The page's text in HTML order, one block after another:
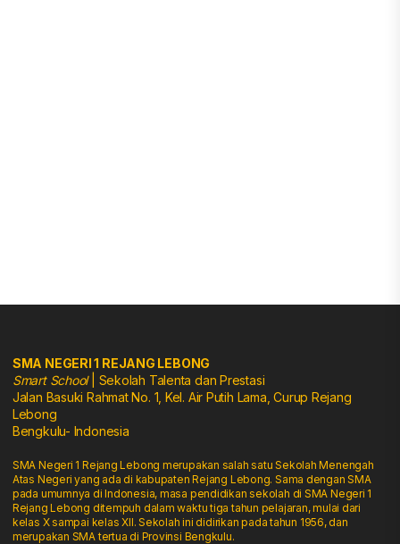
SMA NEGERI 1 REJANG LEBONG
Smart School| Sekolah Talenta dan Prestasi
Jalan Basuki Rahmat No. 1, Kel. Air Putih Lama, Curup Rejang
Lebong
Bengkulu- Indonesia
SMA Negeri 1 Rejang Lebong merupakan salah satu Sekolah Menengah
Atas Negeri yang ada di kabupaten Rejang Lebong. Sama dengan SMA
pada umumnya di Indonesia, masa pendidikan sekolah di SMA Negeri 1
Rejang Lebong ditempuh dalam waktu tiga tahun pelajaran, mulai dari
kelas X sampai kelas XII. Sekolah ini didirikan pada tahun 1956, dan
merupakan SMA tertua di Provinsi Bengkulu.